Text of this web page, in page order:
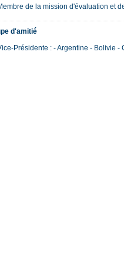
de la mission d'évaluation et
d'amitié
Présidente : - Argentine - Bolivie